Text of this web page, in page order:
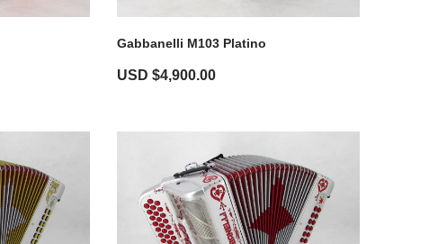
Gabbanelli M103 Platino
USD $4,900.00